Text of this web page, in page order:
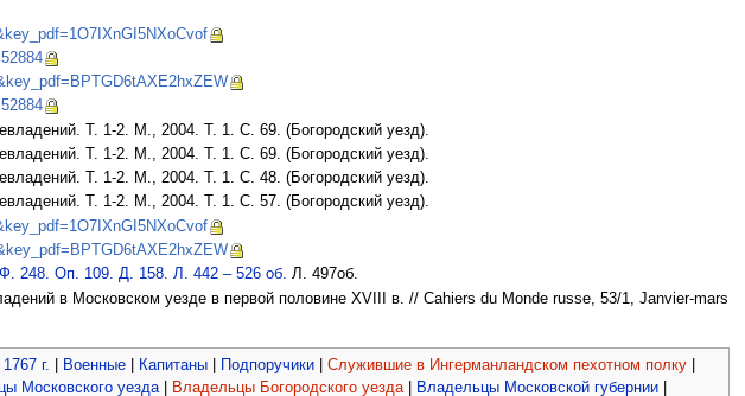
Т. 1-2. М., 2004. Т. 1. С. 69. (Богородский уезд).
Т. 1-2. М., 2004. Т. 1. С. 69. (Богородский уезд).
Т. 1-2. М., 2004. Т. 1. С. 48. (Богородский уезд).
Т. 1-2. М., 2004. Т. 1. С. 57. (Богородский уезд).
248. Оп. 109. Д. 158. Л. 442 – 526 об. Л. 497об.
в Московском уезде в первой половине XVIII в. // Cahiers du Monde russe, 53/1, Janvier-mars
г. Военные| Капитаны| Подпоручики| Служившие в Ингерманландском пехотном полку|
Московского уезда| Владельцы Богородского уезда| Владельцы Московской губернии|